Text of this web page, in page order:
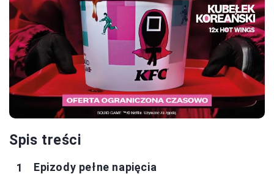
Spis treści
Epizody pełne napięcia